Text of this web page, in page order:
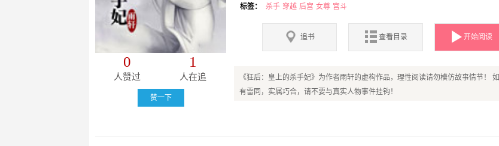
0
人赞过
1
人在追
赞一下
标签： 杀手 穿越 后宫 女尊 宫斗
追书 查看目录 开始阅读
《狂后：皇上的杀手妃》为作者雨轩的虚构作品，理性阅读请勿模仿故事情节！ 如
有雷同，实属巧合，请不要与真实人物事件挂钩！